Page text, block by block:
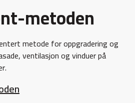
metoden
metode for oppgradering og
ventilasjon og vinduer på